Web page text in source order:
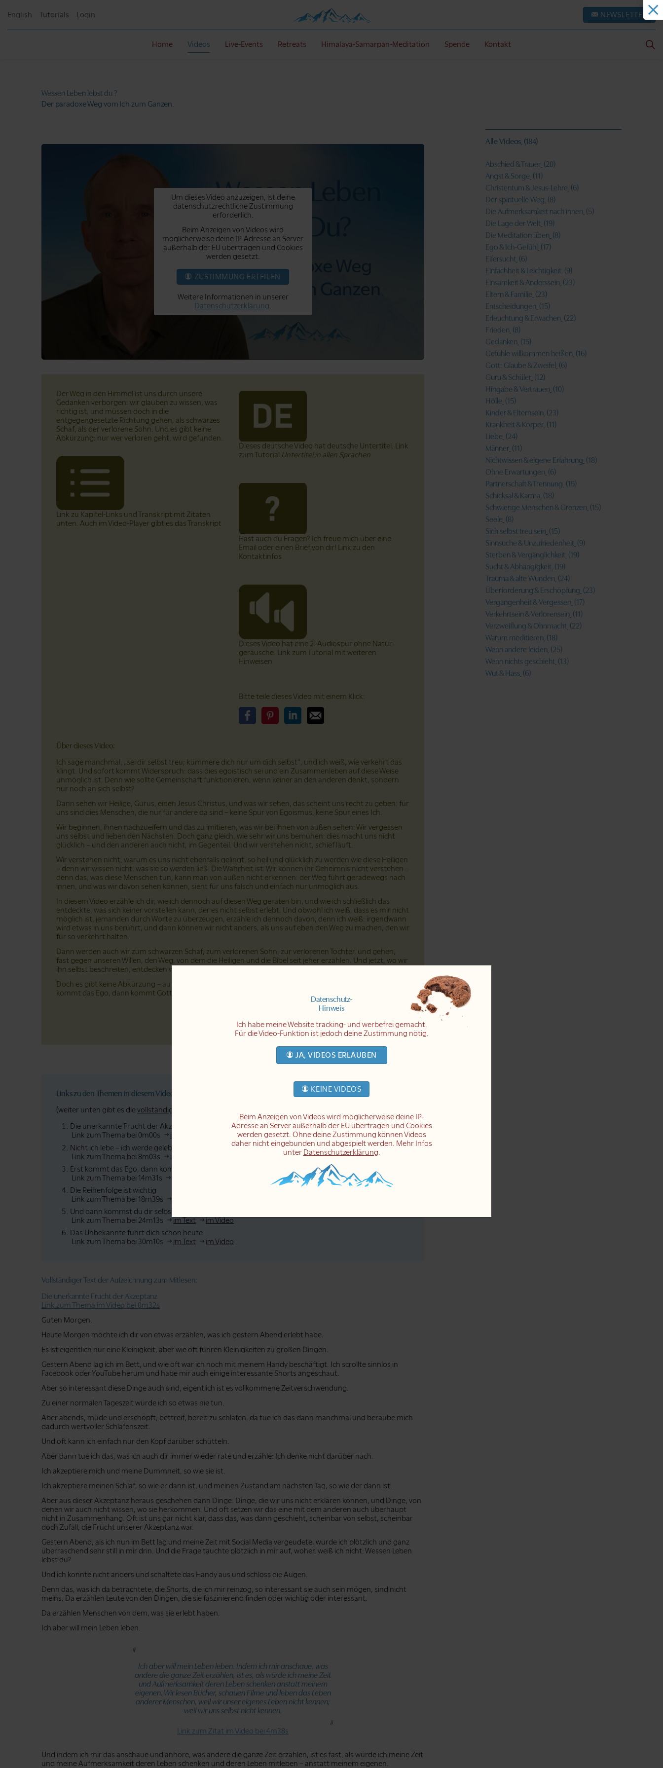
Home Videos Live-Events Retreats Himalaya-Samarpan-Meditation Spende Kontakt
English Tutorials Login NEWSLETTER
Wessen Leben lebst du ?
Der paradoxe Weg vom Ich zum Ganzen.
Um dieses Video anzuzeigen, ist deine
datenschutzrechtliche Zustimmung
erforderlich.
Beim Anzeigen von Videos wird
möglicherweise deine IP-Adresse an Server
außerhalb der EU übertragen und Cookies
werden gesetzt.
ZUSTIMMUNG ERTEILEN
Weitere Informationen in unserer
Datenschutzerklärung.
Der Weg in den Himmel ist uns durch unsere
Gedanken verborgen: wir glauben zu wissen, was
richtig ist, und müssen doch in die
entgegengesetzte Richtung gehen, als schwarzes
Schaf, als der verlorene Sohn. Und es gibt keine
Abkürzung: nur wer verloren geht, wird gefunden.
Link zu Kapitel-Links und Transkript mit Zitaten
unten. Auch im Video-Player gibt es das Transkript
Dieses deutsche Video hat deutsche Untertitel. Link
zum Tutorial Untertitel in allen Sprachen
Hast auch du Fragen? Ich freue mich über eine
Email oder einen Brief von dir! Link zu den
Kontaktinfos
Dieses Video hat eine 2. Audiospur ohne Natur­
geräusche. Link zum Tutorial mit weiteren
Hinweisen
Bitte teile dieses Video mit einem Klick:
Über dieses Video:
Ich sage manchmal, „sei dir selbst treu; kümmere dich nur um dich selbst“, und ich weiß, wie verkehrt das
klingt. Und sofort kommt Widerspruch: dass dies egoistisch sei und ein Zusammenleben auf diese Weise
unmöglich ist. Denn wie sollte Gemeinschaft funktionieren, wenn keiner an den anderen denkt, sondern
nur noch an sich selbst?
Dann sehen wir Heilige, Gurus, einen Jesus Christus, und was wir sehen, das scheint uns recht zu geben: für
uns sind dies Menschen, die nur für andere da sind – keine Spur von Egoismus, keine Spur eines Ich.
Wir beginnen, ihnen nachzueifern und das zu imitieren, was wir bei ihnen von außen sehen: Wir vergessen
uns selbst und lieben den Nächsten. Doch ganz gleich, wie sehr wir uns bemühen: dies macht uns nicht
glücklich – und den anderen auch nicht, im Gegenteil. Und wir verstehen nicht, schief läuft.
Wir verstehen nicht, warum es uns nicht ebenfalls gelingt, so heil und glücklich zu werden wie diese Heiligen
– denn wir wissen nicht, was sie so werden ließ. Die Wahrheit ist: Wir können ihr Geheimnis nicht verstehen –
denn das, was diese Menschen tun, kann man von außen nicht erkennen: der Weg führt geradewegs nach
innen, und was wir davon sehen können, sieht für uns falsch und einfach nur unmöglich aus.
In diesem Video erzähle ich dir, wie ich dennoch auf diesen Weg geraten bin, und wie ich schließlich das
entdeckte, was sich keiner vorstellen kann, der es nicht selbst erlebt. Und obwohl ich weiß, dass es mir nicht
möglich ist, jemanden durch Worte zu überzeugen, erzähle ich dennoch davon, denn ich weiß: irgendwann
wird etwas in uns berührt, und dann können wir nicht anders, als uns auf eben den Weg zu machen, den wir
für so verkehrt halten.
Dann werden auch wir zum schwarzen Schaf, zum verlorenen Sohn, zur verlorenen Tochter, und gehen,
fast gegen unseren Willen, den Weg, von dem die Heiligen und die Bibel seit jeher erzählen. Und jetzt, wo wir
ihn selbst beschreiten, entdecken wir den wahren Sinn ihrer Worte.
Doch es gibt keine Abkürzung – auf die Reihenfolge kommt es an, und keiner kommt darum herum: Erst
kommt das Ego, dann kommt Gott. Nur wer verloren geht, wird gefunden.
Links zu den Themen in diesem Video:
(weiter unten gibt es dievollständige Abschrift
Die unerkannte Frucht der Akzeptanz
Link zum Thema bei 0m00s
im Text
Nicht ich lebe – ich werde gelebt
Link zum Thema bei 8m03s
im Text
Erst kommt das Ego, dann kommt Gott
Link zum Thema bei 14m31s
Die Reihenfolge ist wichtig
Link zum Thema bei 18m39s
Und dann kommst du dir selbst abhanden
Link zum Thema bei 24m13s
im Text
im Video
Das Unbekannte führt dich schon heute
Link zum Thema bei 30m10s
im Text im Video
Vollständiger Text der Aufzeichnung zum Mitlesen:
Die unerkannte Frucht der Akzeptanz
Link zum Thema im Video bei 0m32s
Guten Morgen.
Heute Morgen möchte ich dir von etwas erzählen, was ich gestern Abend erlebt habe.
Es ist eigentlich nur eine Kleinigkeit, aber wie oft führen Kleinigkeiten zu großen Dingen.
Gestern Abend lag ich im Bett, und wie oft war ich noch mit meinem Handy beschäftigt. Ich scrollte sinnlos in
Facebook oder YouTube herum und habe mir auch einige interessante Shorts angeschaut.
Aber so interessant diese Dinge auch sind, eigentlich ist es vollkommene Zeitverschwendung.
Zu einer normalen Tageszeit würde ich so etwas nie tun.
Aber abends, müde und erschöpft, bettreif, bereit zu schlafen, da tue ich das dann manchmal und beraube mich
dadurch wertvoller Schlafenszeit.
Und oft kann ich einfach nur den Kopf darüber schütteln.
Aber dann tue ich das, was ich auch dir immer wieder rate und erzähle: Ich denke nicht darüber nach.
Ich akzeptiere mich und meine Dummheit, so wie sie ist.
Ich akzeptiere meinen Schlaf, so wie er dann ist, und meinen Zustand am nächsten Tag, so wie der dann ist.
Aber aus dieser Akzeptanz heraus geschehen dann Dinge: Dinge, die wir uns nicht erklären können, und Dinge, von
denen wir auch nicht wissen, wo sie herkommen. Und oft setzen wir das eine mit dem anderen auch überhaupt
nicht in Zusammenhang. Oft ist uns gar nicht klar, dass das, was dann geschieht, scheinbar von selbst, scheinbar
doch Zufall, die Frucht unserer Akzeptanz war.
Gestern Abend, als ich nun im Bett lag und meine Zeit mit Social Media vergeudete, wurde ich plötzlich und ganz
überraschend sehr still in mir drin. Und die Frage tauchte plötzlich in mir auf, woher, weiß ich nicht: Wessen Leben
lebst du?
Und ich konnte nicht anders und schaltete das Handy aus und schloss die Augen.
Denn das, was ich da betrachtete, die Shorts, die ich mir reinzog, so interessant sie auch sein mögen, sind nicht
meins. Da erzählen Leute von den Dingen, die sie faszinierend finden oder wichtig oder interessant.
Da erzählen Menschen von dem, was sie erlebt haben.
Ich aber will mein Leben leben.
Ich aber will mein Leben leben. Indem ich mir anschaue, was
andere die ganze Zeit erzählen, ist es, als würde ich meine Zeit
und Aufmerksamkeit deren Leben schenken anstatt meinem
eigenen. Wir lesen Bücher, schauen Filme und leben das Leben
anderer Menschen, weil wir unser eigenes Leben nicht kennen;
weil wir uns selbst nicht kennen.
Link zum Zitat im Video bei 4m38s
Und indem ich mir das anschaue und anhöre, was andere die ganze Zeit erzählen, ist es fast, als würde ich meine Zeit
und meine Aufmerksamkeit deren Leben schenken und deren Leben mitleben – anstatt meinem eigenen.
Alle Videos (184)
Abschied & Trauer (20)
Angst & Sorge (11)
Christentum & Jesus-Lehre (6)
Der spirituelle Weg (8)
Die Aufmerksamkeit nach innen (5)
Die Lage der Welt (19)
Die Meditation üben (8)
Ego & Ich-Gefühl (17)
Eifersucht (6)
Einfachheit & Leichtigkeit (9)
Einsamkeit & Anderssein (23)
Eltern & Familie (23)
Entscheidungen (15)
Erleuchtung & Erwachen (22)
Frieden (8)
Gedanken (15)
Gefühle willkommen heißen (16)
Gott: Glaube & Zweifel
(6)
Guru & Schüler (12)
Hingabe & Vertrauen (10)
Hölle (15)
Kinder & Elternsein (23)
Krankheit & Körper (11)
Liebe (24)
Männer (11)
Nichtwissen & eigene Erfahrung (18)
Ohne Erwartungen (6)
Partnerschaft & Trennung (15)
Schicksal & Karma (18)
Schwierige Menschen & Grenzen (15)
Seele (8)
Sich selbst treu sein (15)
Sinnsuche & Unzufriedenheit (9)
Sterben & Vergänglichkeit (19)
Sucht & Abhängigkeit (19)
Trauma & alte Wunden (24)
Überforderung & Erschöpfung (23)
Vergangenheit & Vergessen (17)
Verkehrtsein & Verlorensein (11)
Verzweiflung & Ohnmacht (22)
Warum meditieren (18)
Wenn andere leiden (25)
Wenn nichts geschieht (13)
Wut & Hass (6)
Datenschutz-
Hinweis
Ich habe meine Website tracking- und werbefrei gemacht.
Für die Video-Funktion ist jedoch deine Zustimmung nötig.
JA, VIDEOS ERLAUBEN
KEINE VIDEOS
Beim Anzeigen von Videos wird möglicherweise deine IP-
Adresse an Server außerhalb der EU übertragen und Cookies
werden gesetzt. Ohne deine Zustimmung können Videos
daher nicht eingebunden und abgespielt werden. Mehr Infos
unter Datenschutzerklärung.